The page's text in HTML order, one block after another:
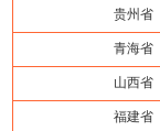
贵州省
青海省
山西省
福建省